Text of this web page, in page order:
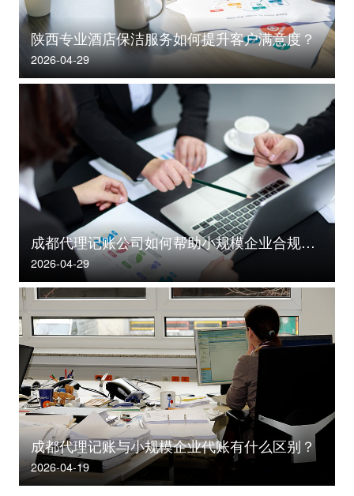
陕西专业酒店保洁服务如何提升客户满意度？
2026-04-29
成都代理记账公司如何帮助小规模企业合规省心？
2026-04-29
成都代理记账与小规模企业代账有什么区别？
2026-04-19